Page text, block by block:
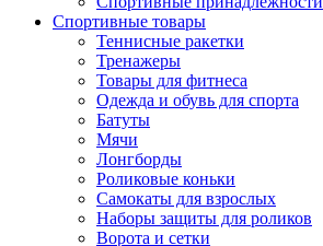
Спортивные товары
Теннисные ракетки
Тренажеры
Товары для фитнеса
Одежда и обувь для спорта
Батуты
Мячи
Лонгборды
Роликовые коньки
Самокаты для взрослых
Наборы защиты для роликов
Ворота и сетки